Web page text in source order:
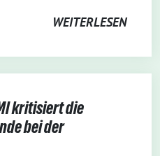
WEITERLESEN
kritisiert die
bei der